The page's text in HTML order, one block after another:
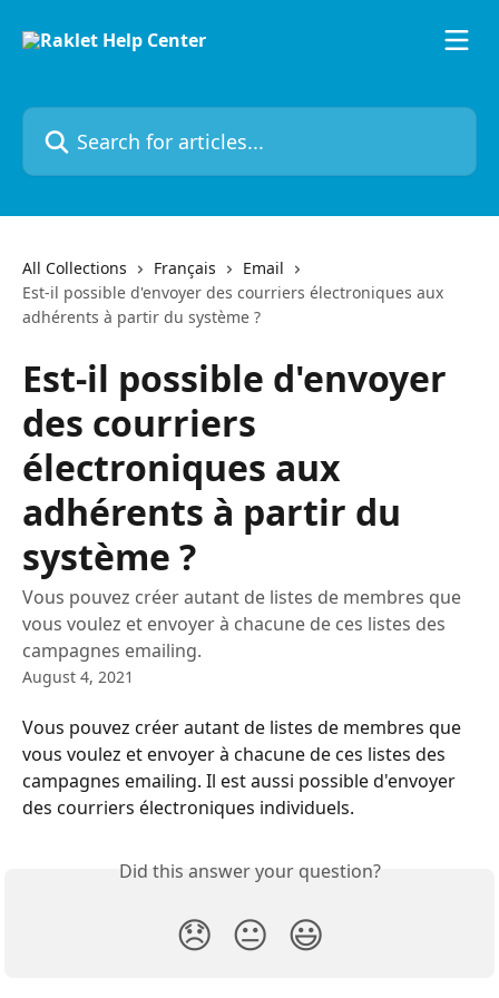
Search for articles...
All Collections Français
Email
Est-il possible d'envoyer des courriers électroniques aux
adhérents à partir du système ?
Est-il possible d'envoyer
des courriers
électroniques aux
adhérents à partir du
système ?
Vous pouvez créer autant de listes de membres que
vous voulez et envoyer à chacune de ces listes des
campagnes emailing.
August 4, 2021
Vous pouvez créer autant de listes de membres que
vous voulez et envoyer à chacune de ces listes des
campagnes emailing. Il est aussi possible d'envoyer
des courriers électroniques individuels.
Did this answer your question?
😞 😐 😃